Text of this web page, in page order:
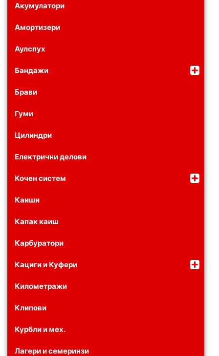
Акумулатори
Амортизери
Аулспух
Бандажи
Брави
Гуми
Цилиндри
Електрични делови
Кочен систем
Каиши
Капак каиш
Карбуратори
Кациги и Куфери
Километражи
Клипови
Курбли и мех.
Лагери и семеринзи